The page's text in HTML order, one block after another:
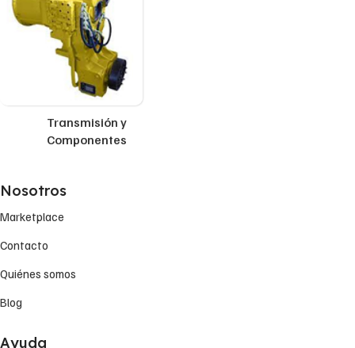
Transmisión y
Componentes
Nosotros
Marketplace
Contacto
Quiénes somos
Blog
Ayuda